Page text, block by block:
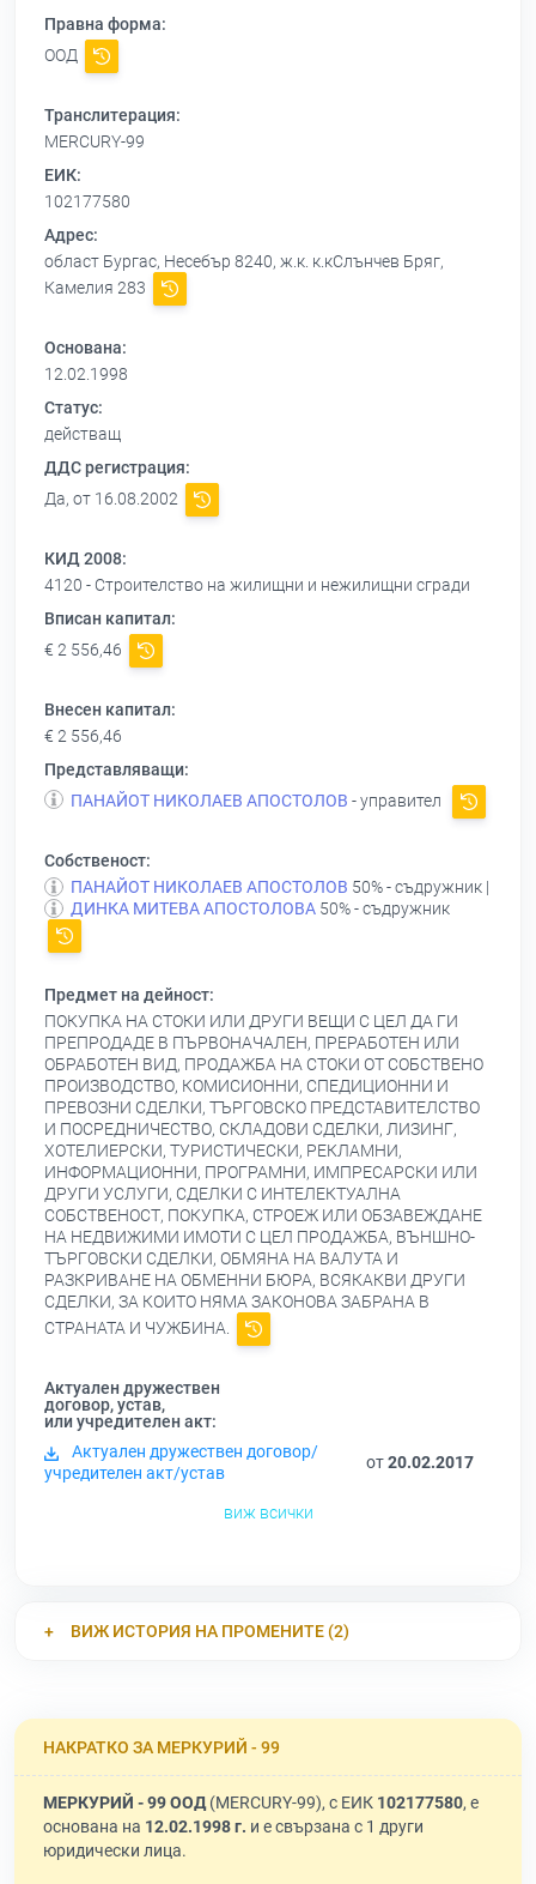
Правна форма:
ООД
Транслитерация:
MERCURY-99
ЕИК:
102177580
Адрес:
област Бургас, Несебър 8240, ж.к. к.кСлънчев Бряг,
Камелия 283
Основана:
12.02.1998
Статус:
действащ
ДДС регистрация:
Да, от 16.08.2002
КИД 2008:
4120 - Строителство на жилищни и нежилищни сгради
Вписан капитал:
€ 2 556,46
Внесен капитал:
€ 2 556,46
Представляващи:
ПАНАЙОТ НИКОЛАЕВ АПОСТОЛОВ - управител
Собственост:
ПАНАЙОТ НИКОЛАЕВ АПОСТОЛОВ 50% - съдружник |
ДИНКА МИТЕВА АПОСТОЛОВА 50% - съдружник
Предмет на дейност:
ПОКУПКА НА СТОКИ ИЛИ ДРУГИ ВЕЩИ С ЦЕЛ ДА ГИ
ПРЕПРОДАДЕ В ПЪРВОНАЧАЛЕН, ПРЕРАБОТЕН ИЛИ
ОБРАБОТЕН ВИД, ПРОДАЖБА НА СТОКИ ОТ СОБСТВЕНО
ПРОИЗВОДСТВО, КОМИСИОННИ, СПЕДИЦИОННИ И
ПРЕВОЗНИ СДЕЛКИ, ТЪРГОВСКО ПРЕДСТАВИТЕЛСТВО
И ПОСРЕДНИЧЕСТВО, СКЛАДОВИ СДЕЛКИ, ЛИЗИНГ,
ХОТЕЛИЕРСКИ, ТУРИСТИЧЕСКИ, РЕКЛАМНИ,
ИНФОРМАЦИОННИ, ПРОГРАМНИ, ИМПРЕСАРСКИ ИЛИ
ДРУГИ УСЛУГИ, СДЕЛКИ С ИНТЕЛЕКТУАЛНА
СОБСТВЕНОСТ, ПОКУПКА, СТРОЕЖ ИЛИ ОБЗАВЕЖДАНЕ
НА НЕДВИЖИМИ ИМОТИ С ЦЕЛ ПРОДАЖБА, ВЪНШНО-
ТЪРГОВСКИ СДЕЛКИ, ОБМЯНА НА ВАЛУТА И
РАЗКРИВАНЕ НА ОБМЕННИ БЮРА, ВСЯКАКВИ ДРУГИ
СДЕЛКИ, ЗА КОИТО НЯМА ЗАКОНОВА ЗАБРАНА В
СТРАНАТА И ЧУЖБИНА.
Актуален дружествен
договор, устав,
или учредителен акт:
Актуален дружествен договор/
учредителен акт/устав
от20.02.2017
виж всички
ВИЖ ИСТОРИЯ НА ПРОМЕНИТЕ (2)
НАКРАТКО ЗА МЕРКУРИЙ - 99
МЕРКУРИЙ - 99 ООД(MERCURY-99), с ЕИК 102177580, е
основана на 12.02.1998 г. и е свързана с 1 други
юридически лица.